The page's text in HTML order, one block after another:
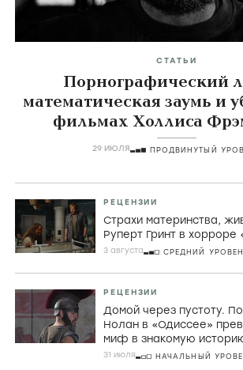
СТАТЬИ
Порнографический
математическая заумь и
фильмах Холлиса
29 ИЮЛЯ ПРОДВИНУТЫЙ
РЕЦЕНЗИИ
Страхи материнства,
Руперт Гринт в хорроре
3 августа СРЕДНИЙ
РЕЦЕНЗИИ
Домой через пустоту.
Нолан в «Одиссее»
миф в знакомую
31 июля НАЧАЛЬНЫЙ